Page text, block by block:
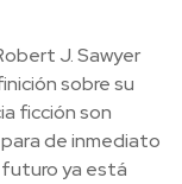
J. Sawyer
sobre su
ficción son
de inmediato
futuro ya está